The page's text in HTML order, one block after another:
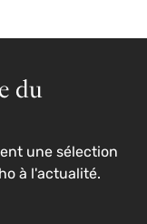
du
une sélection
à l'actualité.